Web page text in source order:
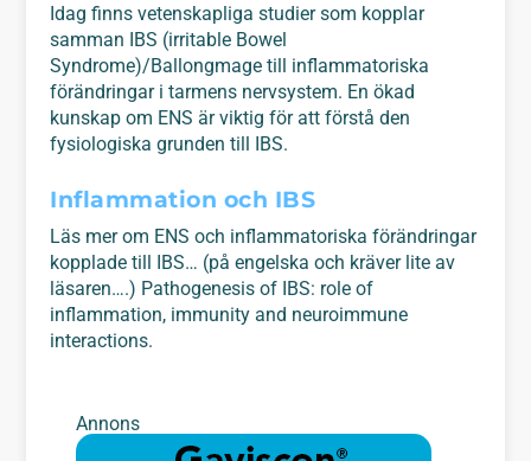
Idag finns vetenskapliga studier som kopplar
samman IBS (irritable Bowel
Syndrome)/Ballongmage till inflammatoriska
förändringar i tarmens nervsystem. En ökad
kunskap om ENS är viktig för att förstå den
fysiologiska grunden till IBS.
Inflammation och IBS
Läs mer om ENS och inflammatoriska förändringar
kopplade till IBS… (på engelska och kräver lite av
läsaren….) Pathogenesis of IBS: role of
inflammation, immunity and neuroimmune
interactions.
Annons